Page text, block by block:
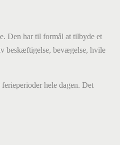
Den har til formål at tilbyde et
beskæftigelse, bevægelse, hvile
hele dagen. Det